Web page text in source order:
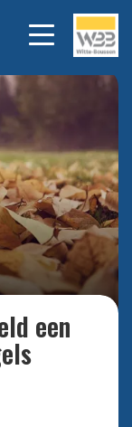
Bekijk alle foto's
een